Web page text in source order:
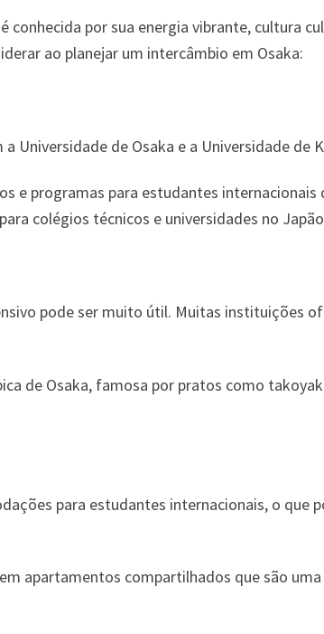
por sua energia vibrante, cultura
ao planejar um intercâmbio em Osaka:
Universidade de Osaka e a Universidade de
e programas para estudantes internacionais
colégios técnicos e universidades no
pode ser muito útil. Muitas instituições
de Osaka, famosa por pratos como
para estudantes internacionais, o que
apartamentos compartilhados que são